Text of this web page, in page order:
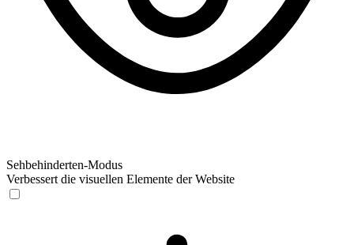
Sehbehinderten-Modus
Verbessert die visuellen Elemente der Website